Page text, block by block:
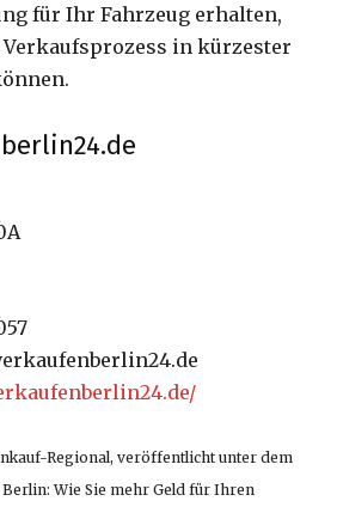
für Ihr Fahrzeug erhalten,
in kürzester
Regional, veröffentlicht unter dem
Wie Sie mehr Geld für Ihren